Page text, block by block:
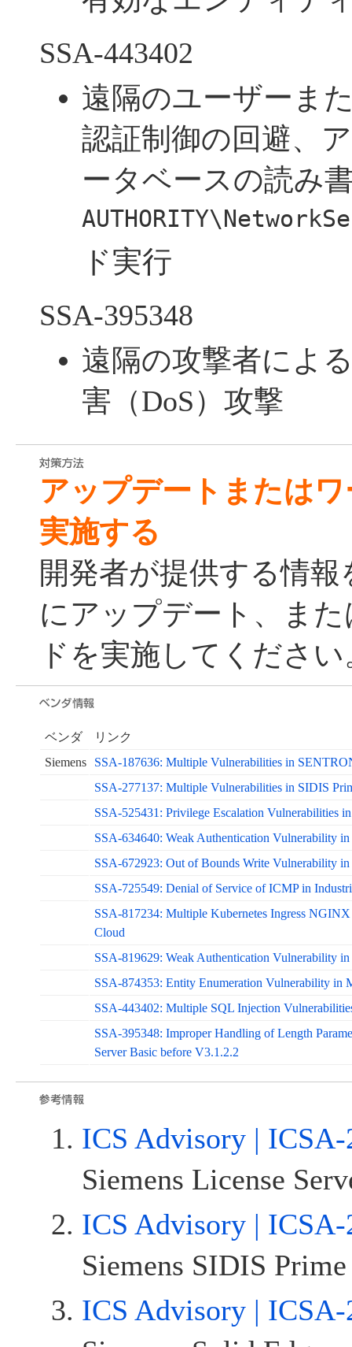
SSA-443402
遠隔のユーザーま
認証制御の回避、
ータベースの読み
ド実行
SSA-395348
遠隔の攻撃者によ
害（DoS）攻撃
アップデートまたは
実施する
開発者が提供する情
にアップデート、ま
ドを実施してください
ベンダ
リンク
Siemens
SSA-187636: Multiple Vulnerabilities in
SSA-277137: Multiple Vulnerabilities in SIDIS
SSA-525431: Privilege Escalation Vulnerabilities
SSA-634640: Weak Authentication Vulnerability
SSA-672923: Out of Bounds Write Vulnerability in
SSA-725549: Denial of Service of ICMP in
SSA-817234: Multiple Kubernetes Ingress
Cloud
SSA-819629: Weak Authentication Vulnerability
SSA-874353: Entity Enumeration Vulnerability in
SSA-443402: Multiple SQL Injection
SSA-395348: Improper Handling of Length
Server Basic before V3.1.2.2
ICS Advisory | ICSA-
Siemens License
ICS Advisory | ICSA-
Siemens SIDIS Prime
ICS Advisory | ICSA-